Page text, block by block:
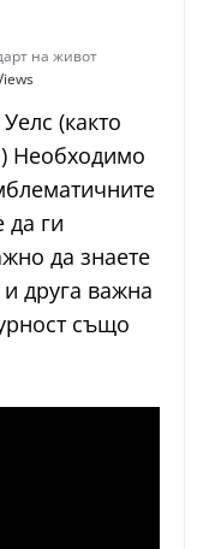
на живот
(както
Необходимо
да ги
да знаете
друга важна
също